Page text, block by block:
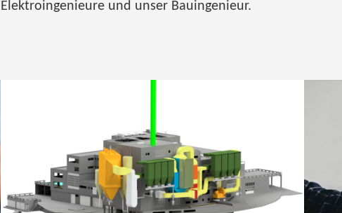
Elektroingenieure und unser Bauingenieur.